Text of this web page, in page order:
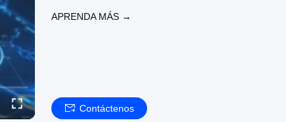
APRENDA MÁS →
Contáctenos